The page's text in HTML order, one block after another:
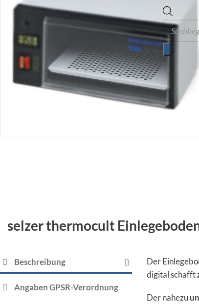
selzer thermocult
Beschreibung
Angaben GPSR-Verordnung
Der
digital schafft
Der nahezu